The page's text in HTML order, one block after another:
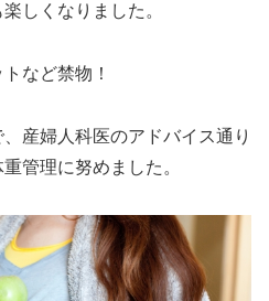
しくなりました。
など禁物！
産婦人科医のアドバイス通り
管理に努めました。